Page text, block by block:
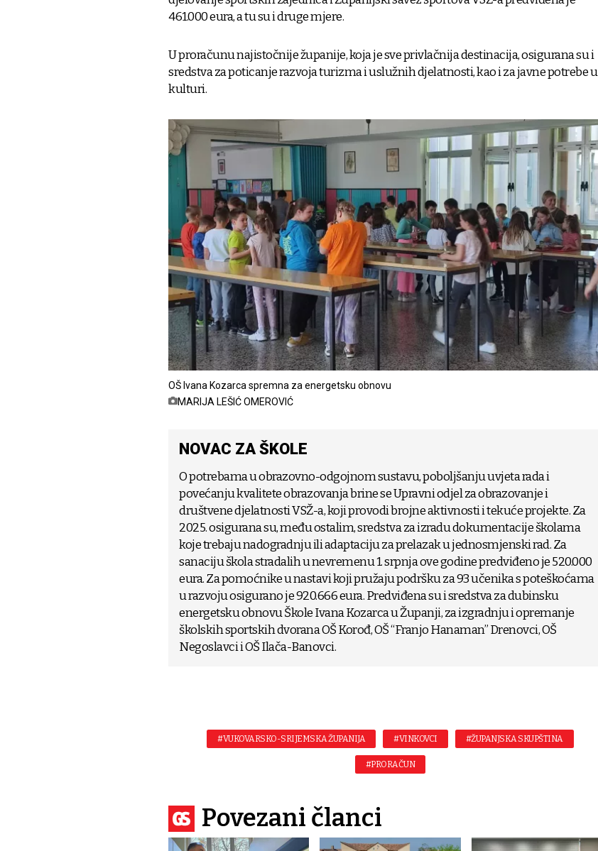
461.000 eura, a tu su i druge mjere.
U proračunu najistočnije županije, koja je sve privlačnija destinacija, osigurana su i
sredstva za poticanje razvoja turizma i uslužnih djelatnosti, kao i za javne potrebe u
kulturi.
OŠ Ivana Kozarca spremna za energetsku obnovu
MARIJA LEŠIĆ OMEROVIĆ
NOVAC ZA ŠKOLE
O potrebama u obrazovno-odgojnom sustavu, poboljšanju uvjeta rada i
povećanju kvalitete obrazovanja brine se Upravni odjel za obrazovanje i
društvene djelatnosti VSŽ-a, koji provodi brojne aktivnosti i tekuće projekte. Za
2025. osigurana su, među ostalim, sredstva za izradu dokumentacije školama
koje trebaju nadogradnju ili adaptaciju za prelazak u jednosmjenski rad. Za
sanaciju škola stradalih u nevremenu 1. srpnja ove godine predviđeno je 520.000
eura. Za pomoćnike u nastavi koji pružaju podršku za 93 učenika s poteškoćama
u razvoju osigurano je 920.666 eura. Predviđena su i sredstva za dubinsku
energetsku obnovu Škole Ivana Kozarca u Županji, za izgradnju i opremanje
školskih sportskih dvorana OŠ Korođ, OŠ “Franjo Hanaman” Drenovci, OŠ
Negoslavci i OŠ Ilača-Banovci.
#VUKOVARSKO-SRIJEMSKA ŽUPANIJA #VINKOVCI #ŽUPANJSKA SKUPŠTINA
#PRORAČUN
Povezani članci